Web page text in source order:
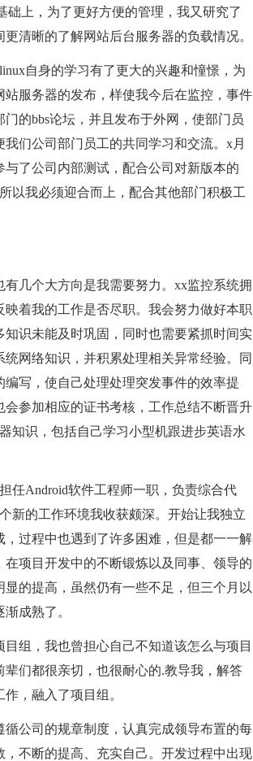
上，为了更好方便的管理，我又研究了
清晰的了解网站后台服务器的负载情况。
自身的学习有了更大的兴趣和憧憬，为
服务器的发布，样使我今后在监控，事件
的bbs论坛，并且发布于外网，使部门员
们公司部门员工的共同学习和交流。x月
了公司内部测试，配合公司对新版本的
以我必须迎合而上，配合其他部门积极工
几个大方向是我需要努力。xx监控系统拥
着我的工作是否尽职。我会努力做好本职
识未能及时巩固，同时也需要紧抓时间实
网络知识，并积累处理相关异常经验。同
写，使自己处理处理突发事件的效率提
参加相应的证书考核，工作总结不断晋升
知识，包括自己学习小型机跟进步英语水
任Android软件工程师一职，负责综合代
新的工作环境我收获颇深。开始让我独立
过程中也遇到了许多困难，但是都一一解
项目开发中的不断锻炼以及同事、领导的
的提高，虽然仍有一些不足，但三个月以
成熟了。
组，我也曾担心自己不知道该怎么与项目
们都很亲切，也很耐心的.教导我，解答
，融入了项目组。
公司的规章制度，认真完成领导布置的每
不断的提高、充实自己。开发过程中出现